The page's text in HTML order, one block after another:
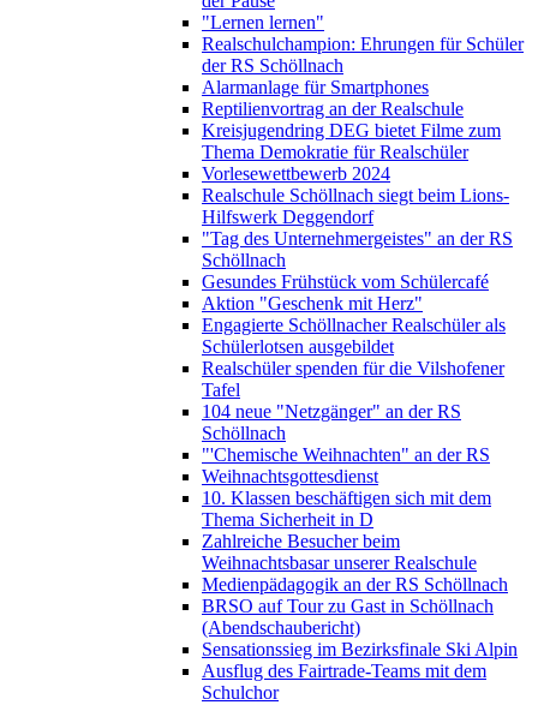
"Lernen lernen"
Realschulchampion: Ehrungen für Schüler
der RS Schöllnach
Alarmanlage für Smartphones
Reptilienvortrag an der Realschule
Kreisjugendring DEG bietet Filme zum
Thema Demokratie für Realschüler
Vorlesewettbewerb 2024
Realschule Schöllnach siegt beim Lions-
Hilfswerk Deggendorf
"Tag des Unternehmergeistes" an der RS
Schöllnach
Gesundes Frühstück vom Schülercafé
Aktion "Geschenk mit Herz"
Engagierte Schöllnacher Realschüler als
Schülerlotsen ausgebildet
Realschüler spenden für die Vilshofener
Tafel
104 neue "Netzgänger" an der RS
Schöllnach
"'Chemische Weihnachten" an der RS
Weihnachtsgottesdienst
10. Klassen beschäftigen sich mit dem
Thema Sicherheit in D
Zahlreiche Besucher beim
Weihnachtsbasar unserer Realschule
Medienpädagogik an der RS Schöllnach
BRSO auf Tour zu Gast in Schöllnach
(Abendschaubericht)
Sensationssieg im Bezirksfinale Ski Alpin
Ausflug des Fairtrade-Teams mit dem
Schulchor